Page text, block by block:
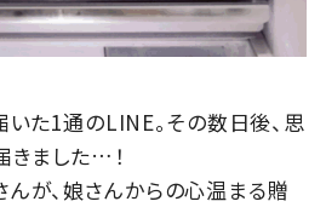
た1通のLINE。その数日後、思
きました…！
が、娘さんからの心温まる贈